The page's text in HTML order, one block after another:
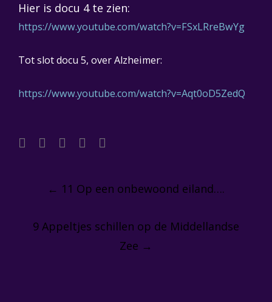
Hier is docu 4 te zien:
https://www.youtube.com/watch?v=FSxLRreBwYg
Tot slot docu 5, over Alzheimer:
https://www.youtube.com/watch?v=Aqt0oD5ZedQ
navigation
← 11 Op een onbewoond eiland….
9 Appeltjes schillen op de Middellandse
Zee →